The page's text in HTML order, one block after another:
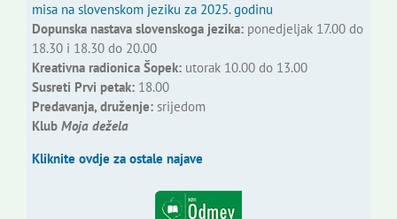
misa na slovenskom jeziku za 2025. godinu
Dopunska nastava slovenskoga jezika:ponedjeljak 17.00 do
18.30 i 18.30 do 20.00
Kreativna radionica Šopek:utorak 10.00 do 13.00
Susreti Prvi petak:18.00
Predavanja, druženje:srijedom
Klub Moja dežela
Kliknite ovdje za ostale najave